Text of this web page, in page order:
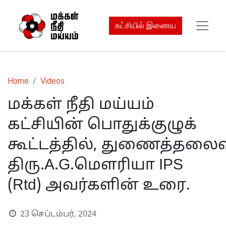
கட்சியில் இணைய
Home Videos
மக்கள் நீதி மய்யம்
கட்சியின் பொதுக்குழுக்
கூட்டத்தில்,
திரு.A.G.மௌரியா IPS
(Rtd) அவர்களின் உரை.
23 செப்டம்பர், 2024